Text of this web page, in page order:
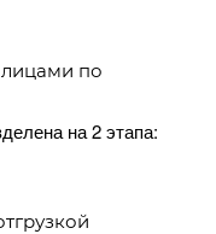
по
на 2 этапа: